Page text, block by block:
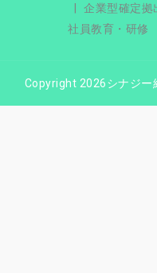
企業型確定拠
社員教育・研修
Copyright 2026シナジー